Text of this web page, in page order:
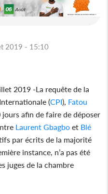
2019 - 15:10
2019 -La requête de la
(CPI), Fatou
afin de faire de déposer
Laurent Gbagbo et Blé
par écrits de la majorité
instance, n’a pas été
juges de la chambre